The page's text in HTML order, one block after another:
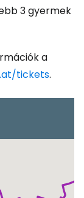
3 gyermek
a
tickets.